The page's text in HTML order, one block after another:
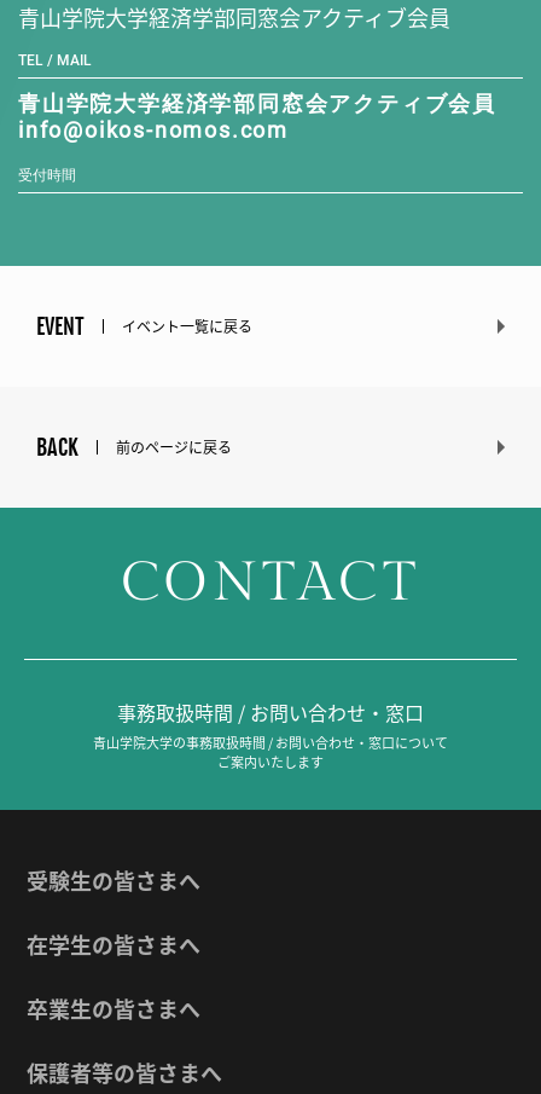
青山学院大学経済学部同窓会アクティブ会員
TEL / MAIL
青山学院大学経済学部同窓会アクティブ会員
info@oikos-nomos.com
受付時間
EVENT イベント一覧に戻る
BACK 前のページに戻る
CONTACT
事務取扱時間 / お問い合わせ・窓口
青山学院大学の事務取扱時間 / お問い合わせ・窓口について
ご案内いたします
受験生の皆さまへ
在学生の皆さまへ
卒業生の皆さまへ
保護者等の皆さまへ